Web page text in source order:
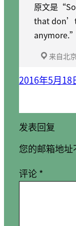
原文是
that don’t
anymore.”
来自北京
2016年5月18
发表回复
您的邮箱地址
评论*